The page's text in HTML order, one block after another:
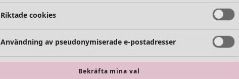
Riktade cookies
Användning av pseudonymiserade e-postadresser
Bekräfta mina val